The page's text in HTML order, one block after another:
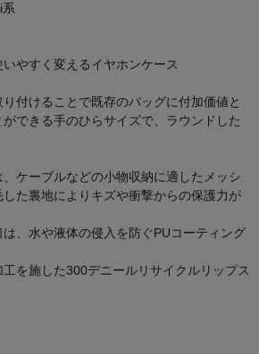
やすく変えるイヤホンケース
付けることで既存のバッグに付加価値と
できる手のひらサイズで、ラウンドした
、ケーブルなどの小物収納に適したメッシ
した裏地によりキズや衝撃からの保護力が
は、水や液体の侵入を防ぐPUコーティング
工を施した300デニールリサイクルリップス